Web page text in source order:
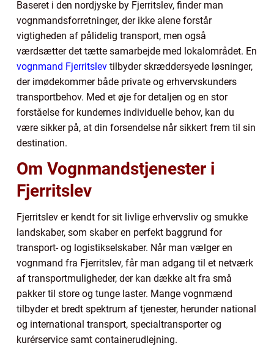
Baseret i den nordjyske by Fjerritslev, finder man
vognmandsforretninger, der ikke alene forstår
vigtigheden af pålidelig transport, men også
værdsætter det tætte samarbejde med lokalområdet. En
vognmand Fjerritslev tilbyder skræddersyede løsninger,
der imødekommer både private og erhvervskunders
transportbehov. Med et øje for detaljen og en stor
forståelse for kundernes individuelle behov, kan du
være sikker på, at din forsendelse når sikkert frem til sin
destination.
Om Vognmandstjenester i
Fjerritslev
Fjerritslev er kendt for sit livlige erhvervsliv og smukke
landskaber, som skaber en perfekt baggrund for
transport- og logistikselskaber. Når man vælger en
vognmand fra Fjerritslev, får man adgang til et netværk
af transportmuligheder, der kan dække alt fra små
pakker til store og tunge laster. Mange vognmænd
tilbyder et bredt spektrum af tjenester, herunder national
og international transport, specialtransporter og
kurérservice samt containerudlejning.